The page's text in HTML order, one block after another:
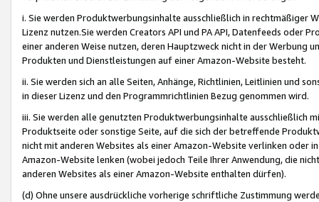
i. Sie werden Produktwerbungsinhalte ausschließlich in rechtmäßiger
Lizenz nutzen.Sie werden Creators API und PA API, Datenfeeds oder
einer anderen Weise nutzen, deren Hauptzweck nicht in der Werbung
Produkten und Dienstleistungen auf einer Amazon-Website besteht.
ii. Sie werden sich an alle Seiten, Anhänge, Richtlinien, Leitlinien und
in dieser Lizenz und den Programmrichtlinien Bezug genommen wird.
iii. Sie werden alle genutzten Produktwerbungsinhalte ausschließlich
Produktseite oder sonstige Seite, auf die sich der betreffende
nicht mit anderen Websites als einer Amazon-Website verlinken oder
Amazon-Website lenken (wobei jedoch Teile Ihrer Anwendung, die
anderen Websites als einer Amazon-Website enthalten dürfen).
(d) Ohne unsere ausdrückliche vorherige schriftliche Zustimmung